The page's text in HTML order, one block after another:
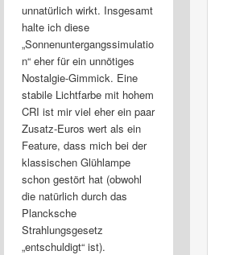
unnatürlich wirkt. Insgesamt
halte ich diese
„Sonnenuntergangssimulatio
n“ eher für ein unnötiges
Nostalgie-Gimmick. Eine
stabile Lichtfarbe mit hohem
CRI ist mir viel eher ein paar
Zusatz-Euros wert als ein
Feature, dass mich bei der
klassischen Glühlampe
schon gestört hat (obwohl
die natürlich durch das
Plancksche
Strahlungsgesetz
„entschuldigt“ ist).